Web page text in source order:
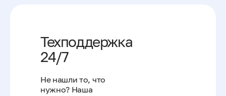
Техподдержка
24/7
Не нашли то, что
нужно? Наша